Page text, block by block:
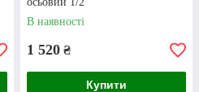
для кутового
В наявності
1 520 ₴
Купити